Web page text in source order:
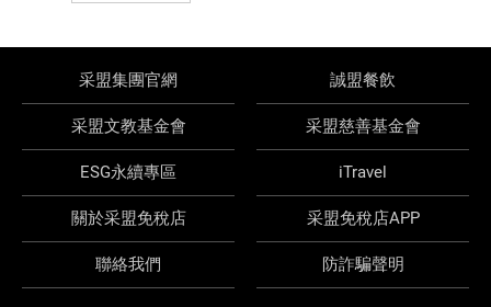
采盟集團官網 誠盟餐飲
采盟文教基金會 采盟慈善基金會
ESG永續專區 iTravel
關於采盟免稅店 采盟免稅店APP
聯絡我們 防詐騙聲明